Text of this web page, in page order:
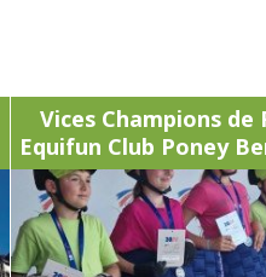
Vices Champions de
Equifun Club Poney